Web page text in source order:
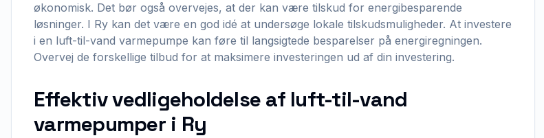
økonomisk. Det bør også overvejes, at der kan være tilskud for energibesparende
løsninger. I Ry kan det være en god idé at undersøge lokale tilskudsmuligheder. At investere
i en luft-til-vand varmepumpe kan føre til langsigtede besparelser på energiregningen.
Overvej de forskellige tilbud for at maksimere investeringen ud af din investering.
Effektiv vedligeholdelse af luft-til-vand
varmepumper i Ry